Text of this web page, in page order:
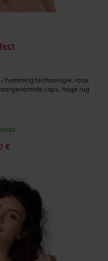
hemming technologie, roze
cups, hoge rug
€